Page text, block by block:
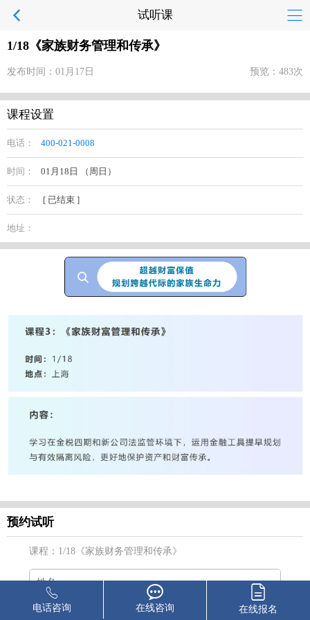
试听课
1/18《家族财务管理和传承》
发布时间：01月17日 预览：483次
课程设置
电话： 400-021-0008
时间： 01月18日 （周日）
状态： [ 已结束 ]
地址：
预约试听
课程：1/18《家族财务管理和传承》
电话咨询 在线咨询 在线报名